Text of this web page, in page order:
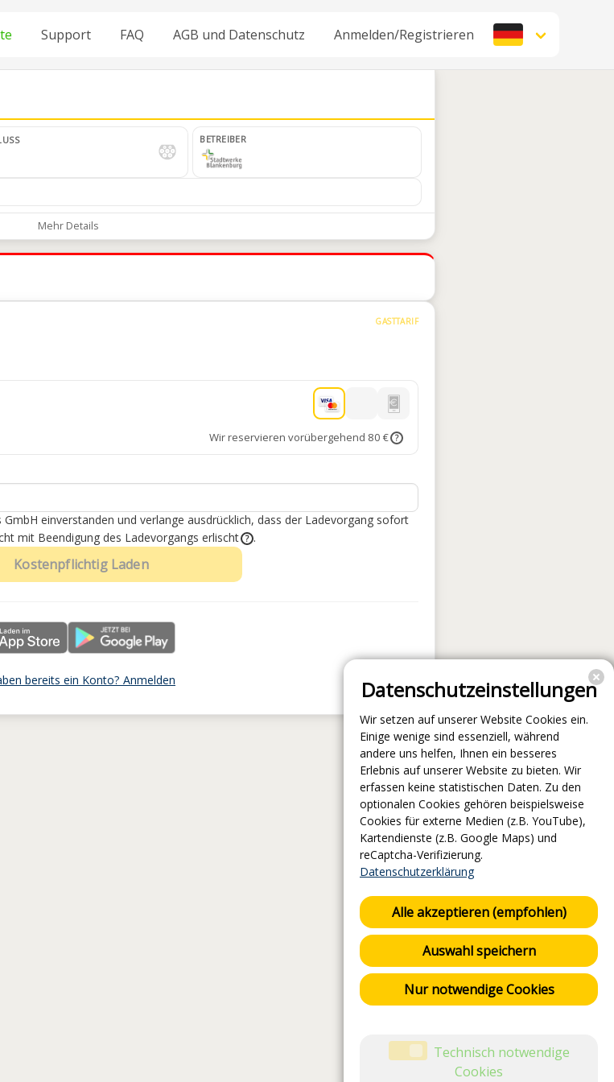
Support FAQ AGB und Datenschutz Anmelden/Registrieren
BETREIBER
Mehr Details
GASTTARIF
Wir reservieren vorübergehend 80 € ?
einverstanden und verlange ausdrücklich, dass der Ladevorgang sofort
mit Beendigung des Ladevorgangs erlischt ? .
Kostenpflichtig Laden
bereits ein Konto? Anmelden Datenschutzeinstellungen
Wir setzen auf unserer Website Cookies ein.
Einige wenige sind essenziell, während
andere uns helfen, Ihnen ein besseres
Erlebnis auf unserer Website zu bieten. Wir
erfassen keine statistischen Daten. Zu den
optionalen Cookies gehören beispielsweise
Cookies für externe Medien (z.B. YouTube),
Kartendienste (z.B. Google Maps) und
reCaptcha-Verifizierung.
Datenschutzerklärung
Alle akzeptieren (empfohlen)
Auswahl speichern
Nur notwendige Cookies
Technisch notwendige
Cookies